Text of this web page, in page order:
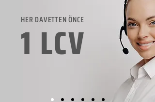
HER DAVETTEN ÖNCE
1 LCV